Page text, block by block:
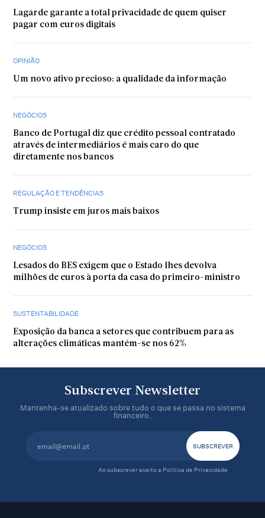
Lagarde garante a total privacidade de quem quiser
pagar com euros digitais
OPINIÃO
Um novo ativo precioso: a qualidade da informação
NEGÓCIOS
Banco de Portugal diz que crédito pessoal contratado
através de intermediários é mais caro do que
diretamente nos bancos
REGULAÇÃO E TENDÊNCIAS
Trump insiste em juros mais baixos
NEGÓCIOS
Lesados do BES exigem que o Estado lhes devolva
milhões de euros à porta da casa do primeiro-ministro
SUSTENTABILIDADE
Exposição da banca a setores que contribuem para as
alterações climáticas mantém-se nos 62%
Subscrever Newsletter
Mantenha-se atualizado sobre tudo o que se passa no sistema
financeiro.
Ao subscrever aceito a Política de Privacidade